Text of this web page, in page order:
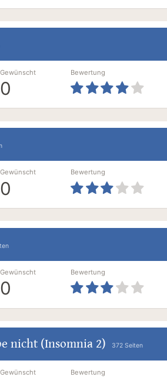
Gewünscht
0
Bewertung
Gewünscht
0
Bewertung
Gewünscht
0
Bewertung
nicht (Insomnia 2) 372 Seiten
Gewünscht Bewertung